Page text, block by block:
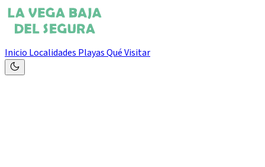
Inicio Localidades PlayasQué Visitar